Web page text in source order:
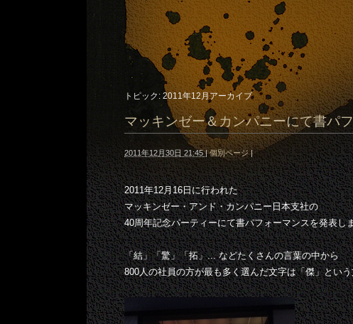
トピック: 2011年12月アーカイブ
マッキンゼー＆カンパニーにて書パ
2011年12月30日 21:45| 個別ページ |
2011年12月16日に行われた
マッキンゼー・アンド・カンパニー日本支社の
40周年記念パーティーにて書パフォーマンスを発表し
「結」「驚」「拓」... などたくさんの言葉の中から
800人の社員の方が最も多く選んだ文字は「傑」とい